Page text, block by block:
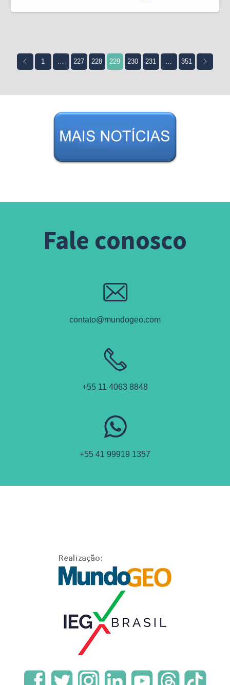
1 227 228 229 230 231 351
Fale conosco
contato@mundogeo.com
+55 11 4063 8848
+55 41 99919 1357